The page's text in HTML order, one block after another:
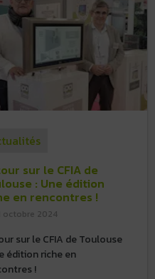
sur le CFIA de
: Une édition
en rencontres !
octobre 2024
sur le CFIA de Toulouse
édition riche en
!